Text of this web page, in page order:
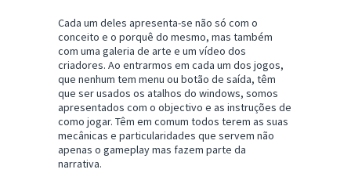
Cada um deles apresenta-se não só com o
conceito e o porquê do mesmo, mas também
com uma galeria de arte e um vídeo dos
criadores. Ao entrarmos em cada um dos jogos,
que nenhum tem menu ou botão de saída, têm
que ser usados os atalhos do windows, somos
apresentados com o objectivo e as instruções de
como jogar. Têm em comum todos terem as suas
mecânicas e particularidades que servem não
apenas o gameplay mas fazem parte da
narrativa.